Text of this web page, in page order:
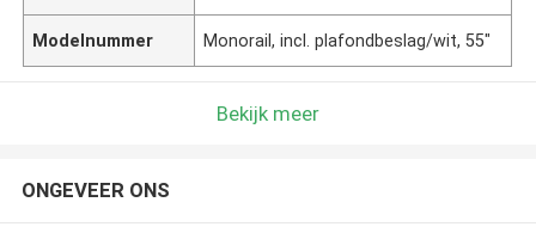
Modelnummer Monorail, incl. plafondbeslag/wit, 55"
Bekijk meer
ONGEVEER ONS